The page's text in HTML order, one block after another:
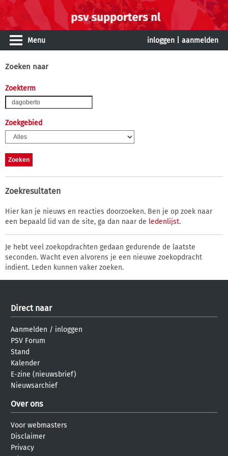
Menu inloggen aanmelden
Zoeken naar
Zoekterm
Zoekgebied
Zoekresultaten
Hier kan je nieuws en reacties doorzoeken. Ben je op zoek naar
een bepaald lid van de site, ga dan naar de ledenlijst.
Je hebt veel zoekopdrachten gedaan gedurende de laatste
seconden. Wacht even alvorens je een nieuwe zoekopdracht
indient. Leden kunnen vaker zoeken.
Direct naar
Aanmelden / inloggen
PSV Forum
Stand
Kalender
E-zine (nieuwsbrief)
Nieuwsarchief
Over ons
Voor webmasters
Disclaimer
Privacy